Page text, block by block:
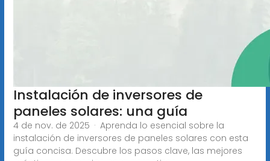
Instalación de inversores de
paneles solares: una guía
4 de nov. de 2025 · Aprenda lo esencial sobre la
instalación de inversores de paneles solares con esta
guía concisa. Descubre los pasos clave, las mejores